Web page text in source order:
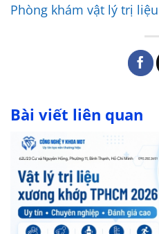
Phòng khám vật lý trị
Bài viết liên quan